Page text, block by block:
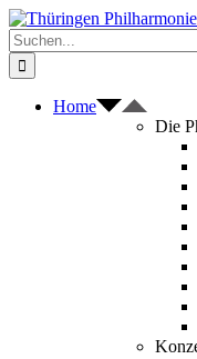
Zum
Inhalt
springen
Suche
nach:
Home
Die